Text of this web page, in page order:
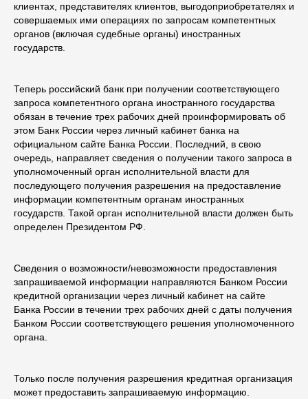
клиентах, представителях клиентов, выгодоприобретателях и
совершаемых ими операциях по запросам компетентных
органов (включая судебные органы) иностранных
государств.
Теперь российский банк при получении соответствующего
запроса компетентного органа иностранного государства
обязан в течение трех рабочих дней проинформировать об
этом Банк России через личный кабинет банка на
официальном сайте Банка России. Последний, в свою
очередь, направляет сведения о получении такого запроса в
уполномоченный орган исполнительной власти для
последующего получения разрешения на предоставление
информации компетентным органам иностранных
государств. Такой орган исполнительной власти должен быть
определен Президентом РФ.
Сведения о возможности/невозможности предоставления
запрашиваемой информации направляются Банком России
кредитной организации через личный кабинет на сайте
Банка России в течении трех рабочих дней с даты получения
Банком России соответствующего решения уполномоченного
органа.
Только после получения разрешения кредитная организация
может предоставить запрашиваемую информацию.